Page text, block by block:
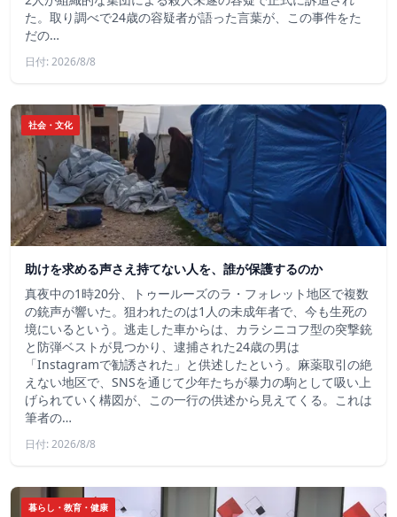
た。取り調べで24歳の容疑者が語った言葉が、この事件をた
だの…
日付: 2026/8/8
社会・文化
助けを求める声さえ持てない人を、誰が保護するのか
真夜中の1時20分、トゥールーズのラ・フォレット地区で複数
の銃声が響いた。狙われたのは1人の未成年者で、今も生死の
境にいるという。逃走した車からは、カラシニコフ型の突撃銃
と防弾ベストが見つかり、逮捕された24歳の男は
「Instagramで勧誘された」と供述したという。麻薬取引の絶
えない地区で、SNSを通じて少年たちが暴力の駒として吸い上
げられていく構図が、この一行の供述から見えてくる。これは
筆者の…
日付: 2026/8/8
暮らし・教育・健康